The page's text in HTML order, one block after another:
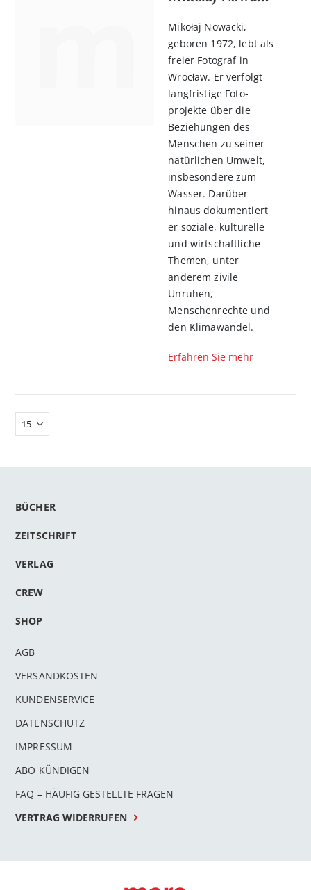
Mikołaj Nowacki,
geboren 1972, lebt als
freier Fotograf in
Wrocław. Er verfolgt
langfristige Foto­
projekte über die
Beziehungen des
Menschen zu seiner
natürlichen Umwelt,
insbesondere zum
Wasser. Darüber
hinaus dokumentiert
er soziale, kulturelle
und wirtschaftliche
Themen, unter
anderem zivile
Unruhen,
Menschenrechte und
den Klimawandel.
Erfahren Sie mehr
BÜCHER
ZEITSCHRIFT
VERLAG
CREW
SHOP
AGB
VERSANDKOSTEN
KUNDENSERVICE
DATENSCHUTZ
IMPRESSUM
ABO KÜNDIGEN
FAQ – HÄUFIG GESTELLTE FRAGEN
VERTRAG WIDERRUFEN